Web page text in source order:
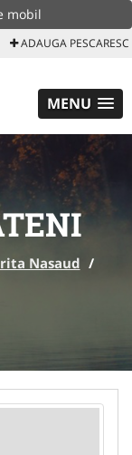
mobil
ADAUGA PESCARESC
MENU
Nasaud /